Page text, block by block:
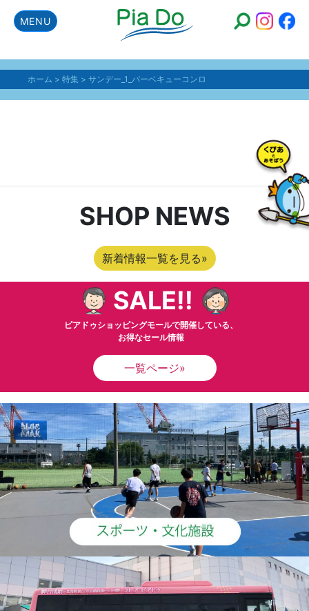
MENU
ホーム > 特集 > サンデー_1_バーベキューコンロ
SHOP NEWS
新着情報一覧を見る»
SALE!!
ピアドゥショッピングモールで開催している、
お得なセール情報
一覧ページ»